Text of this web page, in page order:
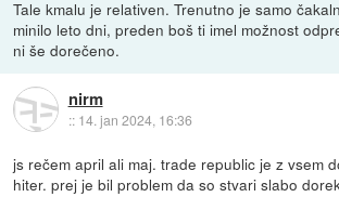
Tale kmalu je relativen. Trenutno je samo
minilo leto dni, preden boš ti imel možnost
ni še dorečeno.
nirm
:: 14. jan 2024, 16:36
js rečem april ali maj. trade republic je z vsem
hiter. prej je bil problem da so stvari slabo